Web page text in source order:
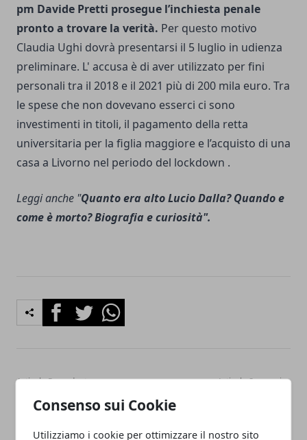
Consenso sui Cookie
Utilizziamo i cookie per ottimizzare il nostro sito
pm Davide Pretti prosegue l’inchiesta penale
pronto a trovare la verità. Per questo motivo
Claudia Ughi dovrà presentarsi il 5 luglio in udienza
preliminare. L' accusa è di aver utilizzato per fini
personali tra il 2018 e il 2021 più di 200 mila euro. Tra
le spese che non dovevano esserci ci sono
investimenti in titoli, il pagamento della retta
universitaria per la figlia maggiore e l’acquisto di una
casa a Livorno nel periodo del lockdown .
Leggi anche "Quanto era alto Lucio Dalla? Quando e
come è morto? Biografia e curiosità".
FacebookTwitterWhatsapp
Articolo Precedente
Frasi sul Caldo estivo, frasi
divertenti e ironiche, Frasi
Articolo Successivo
sfiorano: trama, finale e la